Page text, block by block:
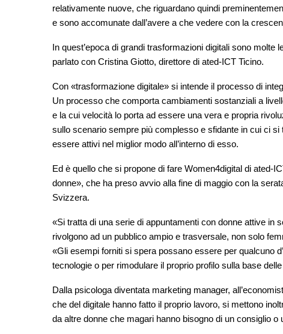
relativamente nuove, che riguardano quindi
e sono accomunate dall’avere a che vedere con la
In quest’epoca di grandi trasformazioni digitali sono
parlato con Cristina Giotto, direttore di ated-ICT Ticino.
Con «trasformazione digitale» si intende il processo di
Un processo che comporta cambiamenti sostanziali a
e la cui velocità lo porta ad essere una vera e propria
sullo scenario sempre più complesso e sfidante in cui ci
essere attivi nel miglior modo all’interno di esso.
Ed è quello che si propone di fare Women4digital di ated-
donne», che ha preso avvio alla fine di maggio con la
Svizzera.
«Si tratta di una serie di appuntamenti con donne attive in
rivolgono ad un pubblico ampio e trasversale, non solo
«Gli esempi forniti si spera possano essere per qualcuno
tecnologie o per rimodulare il proprio profilo sulla base
Dalla psicologa diventata marketing manager,
che del digitale hanno fatto il proprio lavoro, si mettono
da altre donne che magari hanno bisogno di un consiglio o